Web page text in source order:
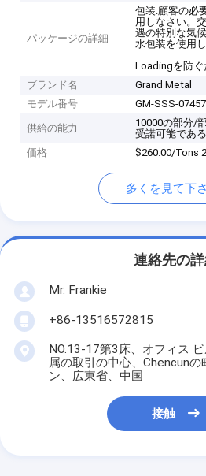
パッケージの詳細
包装:顧客の必
用しなさい。
遇の特別な気
水包装を使用
Loadingを防ぐ
ブランド名
Grand Metal
モデル番号
GM-SSS-07457
供給の能力
10000の部分/
受諾可能である
価格
$260.00/Tons
多くを見て下
連絡先の詳
Mr. Frankie
+86-13516572815
NO.13-17第3床、オフィス
属の取引の中心、Chencun
ン、広東省、中国
接触